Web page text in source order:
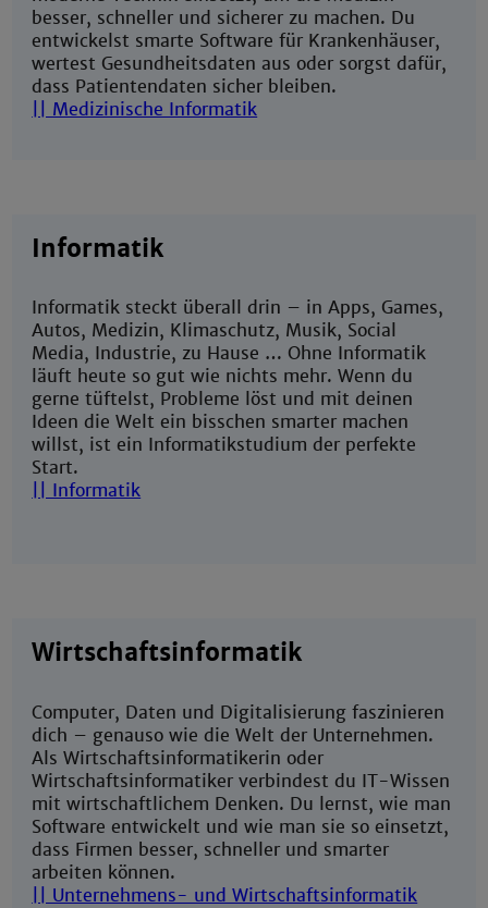
besser, schneller und sicherer zu machen. Du
entwickelst smarte Software für Krankenhäuser,
wertest Gesundheitsdaten aus oder sorgst dafür,
dass Patientendaten sicher bleiben.
|| Medizinische Informatik
Informatik
Informatik steckt überall drin – in Apps, Games,
Autos, Medizin, Klimaschutz, Musik, Social
Media, Industrie, zu Hause … Ohne Informatik
läuft heute so gut wie nichts mehr. Wenn du
gerne tüftelst, Probleme löst und mit deinen
Ideen die Welt ein bisschen smarter machen
willst, ist ein Informatikstudium der perfekte
Start.
|| Informatik
Wirtschaftsinformatik
Computer, Daten und Digitalisierung faszinieren
dich – genauso wie die Welt der Unternehmen.
Als Wirtschaftsinformatikerin oder
Wirtschaftsinformatiker verbindest du IT-Wissen
mit wirtschaftlichem Denken. Du lernst, wie man
Software entwickelt und wie man sie so einsetzt,
dass Firmen besser, schneller und smarter
arbeiten können.
|| Unternehmens- und Wirtschaftsinformatik